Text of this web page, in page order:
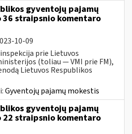
gyventojų pajamų
straipsnio komentaro
10-09
inspekcija prie Lietuvos
(toliau — VMI prie FM),
Lietuvos Respublikos
Gyventojų pajamų mokestis
gyventojų pajamų
straipsnio komentaro